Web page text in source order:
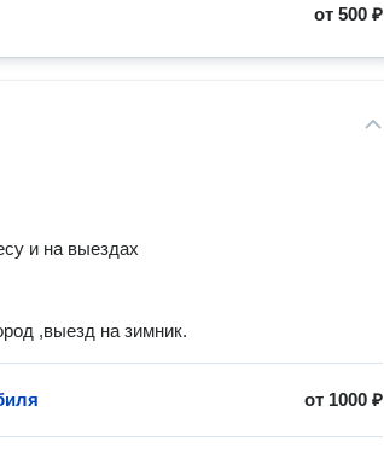
от500 ₽
и на выездах
,выезд на зимник.
от 1000 ₽